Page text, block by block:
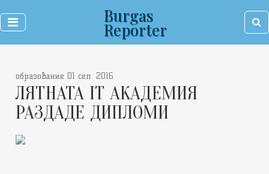
Burgas
Reporter
образование 01 сеп. 2016
ЛЯТНАТА IT АКАДЕМИЯ
РАЗДАДЕ ДИПЛОМИ